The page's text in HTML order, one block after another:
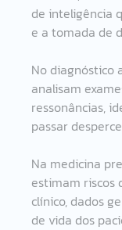
de inteligência
e a tomada de
No diagnóstico
analisam
ressonâncias,
passar
Na medicina
estimam riscos
clínico, dados
de vida dos